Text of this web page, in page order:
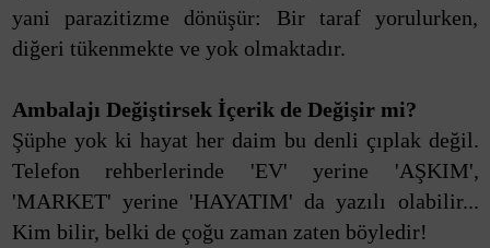
yani parazitizme dönüşür: Bir taraf yorulurken,
diğeri tükenmekte ve yok olmaktadır.
Ambalajı Değiştirsek İçerik de Değişir mi?
Şüphe yok ki hayat her daim bu denli çıplak değil.
Telefon rehberlerinde 'EV' yerine 'AŞKIM',
'MARKET' yerine 'HAYATIM' da yazılı olabilir...
Kim bilir, belki de çoğu zaman zaten böyledir!